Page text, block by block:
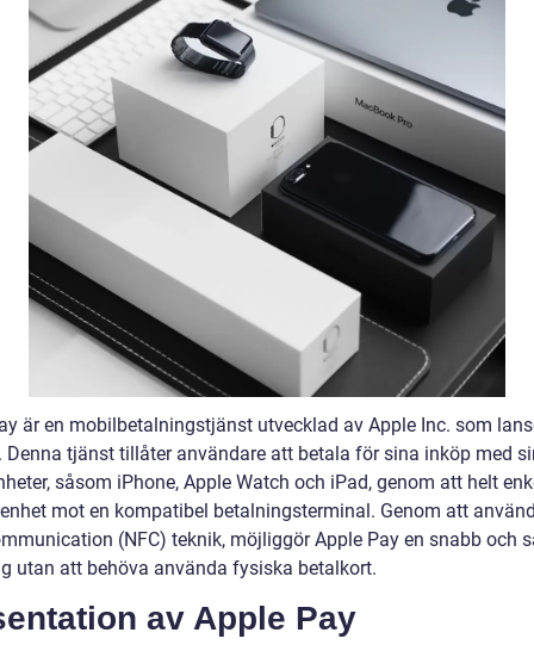
är en mobilbetalningstjänst utvecklad av Apple Inc. som
Denna tjänst tillåter användare att betala för sina inköp med
såsom iPhone, Apple Watch och iPad, genom att helt
mot en kompatibel betalningsterminal. Genom att
(NFC) teknik, möjliggör Apple Pay en snabb och
utan att behöva använda fysiska betalkort.
av Apple Pay